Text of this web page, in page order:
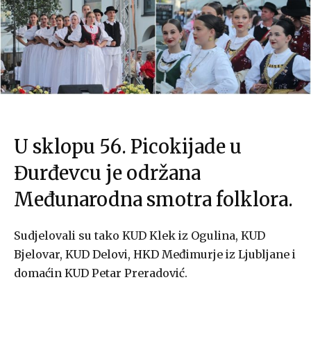
U sklopu 56. Picokijade u
Đurđevcu je održana
Međunarodna smotra folklora.
Sudjelovali su tako KUD Klek iz Ogulina, KUD
Bjelovar, KUD Delovi, HKD Međimurje iz Ljubljane i
domaćin KUD Petar Preradović.